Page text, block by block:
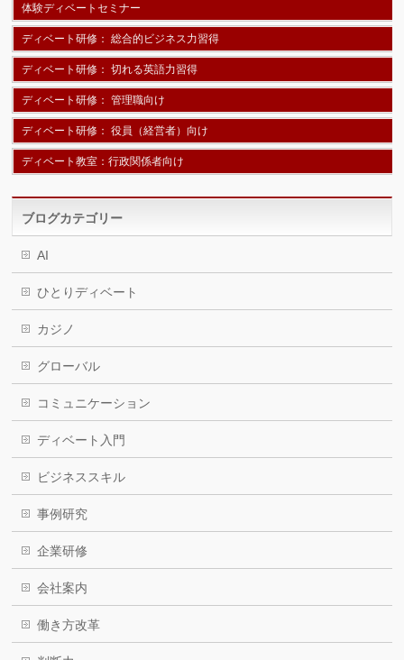
体験ディベートセミナー
ディベート研修： 総合的ビジネス力習得
ディベート研修： 切れる英語力習得
ディベート研修： 管理職向け
ディベート研修： 役員（経営者）向け
ディベート教室：行政関係者向け
ブログカテゴリー
AI
ひとりディベート
カジノ
グローバル
コミュニケーション
ディベート入門
ビジネススキル
事例研究
企業研修
会社案内
働き方改革